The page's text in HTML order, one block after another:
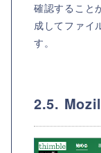
確認すること
成してファイ
す。
2.5.